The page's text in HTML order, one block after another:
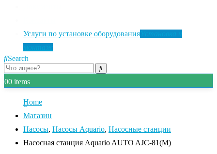
Услуги по установке оборудования
Search
00 items
Home
Магазин
Насосы, Насосы Aquario, Насосные станции
Насосная станция Aquario AUTO AJC-81(M)